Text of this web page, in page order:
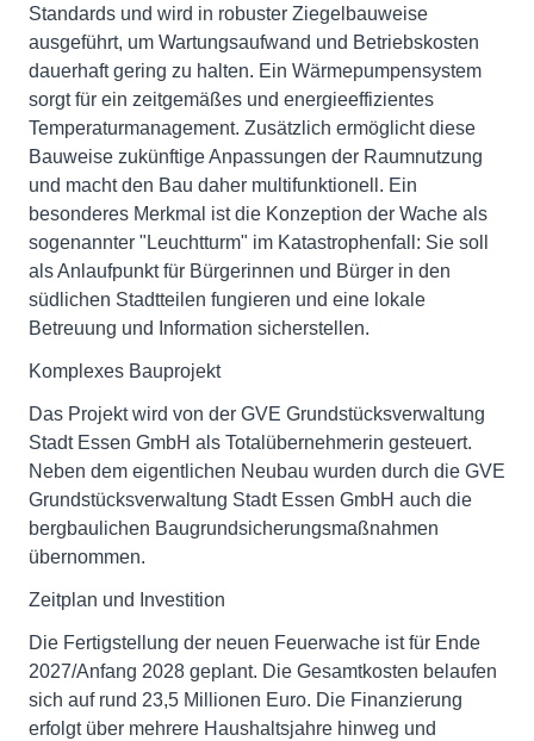
Standards und wird in robuster Ziegelbauweise
ausgeführt, um Wartungsaufwand und Betriebskosten
dauerhaft gering zu halten. Ein Wärmepumpensystem
sorgt für ein zeitgemäßes und energieeffizientes
Temperaturmanagement. Zusätzlich ermöglicht diese
Bauweise zukünftige Anpassungen der Raumnutzung
und macht den Bau daher multifunktionell. Ein
besonderes Merkmal ist die Konzeption der Wache als
sogenannter "Leuchtturm" im Katastrophenfall: Sie soll
als Anlaufpunkt für Bürgerinnen und Bürger in den
südlichen Stadtteilen fungieren und eine lokale
Betreuung und Information sicherstellen.
Komplexes Bauprojekt
Das Projekt wird von der GVE Grundstücksverwaltung
Stadt Essen GmbH als Totalübernehmerin gesteuert.
Neben dem eigentlichen Neubau wurden durch die GVE
Grundstücksverwaltung Stadt Essen GmbH auch die
bergbaulichen Baugrundsicherungsmaßnahmen
übernommen.
Zeitplan und Investition
Die Fertigstellung der neuen Feuerwache ist für Ende
2027/Anfang 2028 geplant. Die Gesamtkosten belaufen
sich auf rund 23,5 Millionen Euro. Die Finanzierung
erfolgt über mehrere Haushaltsjahre hinweg und